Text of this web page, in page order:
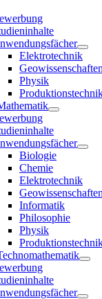
Elektrotechnik
Physik
Biologie
Chemie
Elektrotechnik
Informatik
Philosophie
Physik